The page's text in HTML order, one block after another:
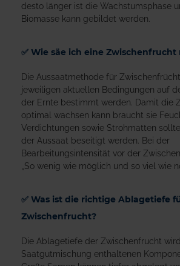
desto länger ist die Wachstumsphase
Biomasse kann gebildet werden.
✅ Wie säe ich eine
Die Aussaatmethode für
jeweiligen aktuellen Bedingungen auf
der Ernte bestimmt werden. Damit die
optimal wachsen kann braucht sie
Verdichtungen sowie Strohmatten
der Aussaat beseitigt werden. Bei der
Bearbeitungsintensität vor der
„So wenig wie möglich und so viel wie
✅ Was ist die richtige Ablagetiefe
Zwischenfrucht?
Die Ablagetiefe der Zwischenfrucht
Saatgutmischung enthaltenen